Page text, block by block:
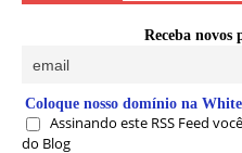
Receba novos
Coloque nosso domínio na
Assinando este RSS Feed
do Blog